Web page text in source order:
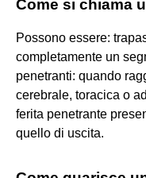
Come si chiama
Possono essere:
completamente un
penetranti: quando
cerebrale, toracica o
ferita penetrante
quello di uscita.